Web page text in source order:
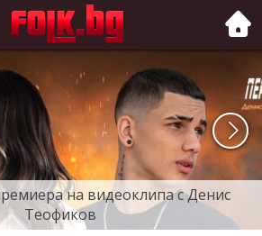
на видеоклипа с Денис
Теофиков